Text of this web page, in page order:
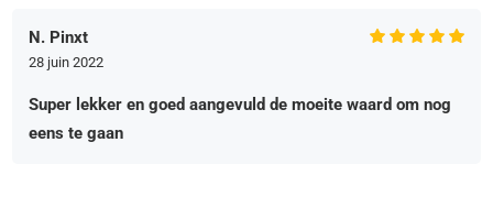
N. Pinxt
28 juin 2022
Super lekker en goed aangevuld de moeite waard om nog
eens te gaan